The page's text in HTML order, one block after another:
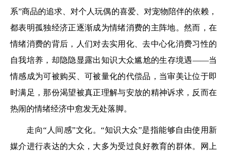
系”商品的追求、对个人玩偶的喜爱、对宠物陪伴的依赖，
都表明孤独经济正逐渐成为情绪消费的主阵地。然而，在
情绪消费的背后，人们对去实用化、去中心化消费习性的
自我培养，却隐隐显露出知识大众尴尬的生存境遇——当
情感成为可被购买、可被量化的代偿品，当审美让位于即
时满足，那份渴望被真正理解与安放的精神诉求，反而在
热闹的情绪经济中愈发无处落脚。
走向“人间感”文化。“知识大众”是指能够自由使用新
媒介进行表达的大众，大多为受过良好教育的群体。网上